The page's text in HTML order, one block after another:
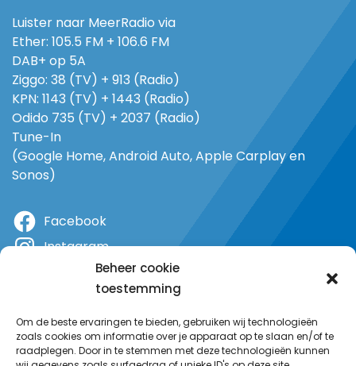
Beheer cookie
toestemming
Om de beste ervaringen te bieden, gebruiken wij technologieën
zoals cookies om informatie over je apparaat op te slaan en/of te
raadplegen. Door in te stemmen met deze technologieën kunnen
Luister naar MeerRadio via
Ether: 105.5 FM + 106.6 FM
DAB+ op 5A
Ziggo: 38 (TV) + 913 (Radio)
KPN: 1143 (TV) + 1443 (Radio)
Odido 735 (TV) + 2037 (Radio)
Tune-In
(Google Home, Android Auto, Apple Carplay en
Sonos)
Facebook
Instagram
YouTube